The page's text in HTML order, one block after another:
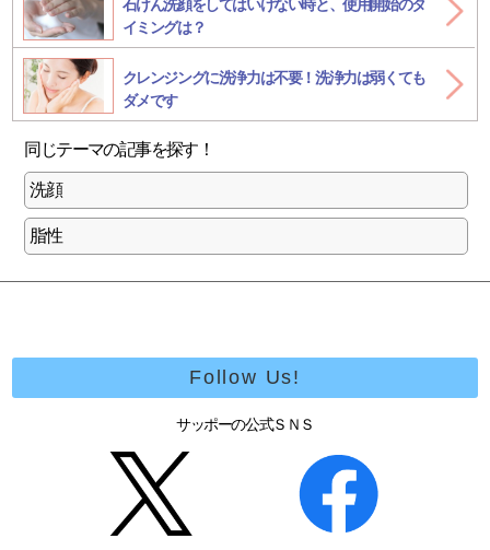
石けん洗顔をしてはいけない時と、使用開始のタ
イミングは？
クレンジングに洗浄力は不要！洗浄力は弱くても
ダメです
同じテーマの記事を探す！
洗顔
脂性
Follow Us!
サッポーの公式ＳＮＳ